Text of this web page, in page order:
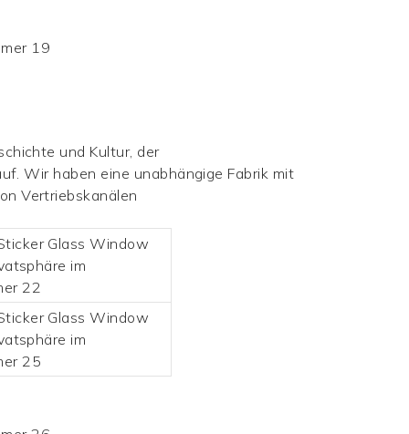
und Kultur, der
Wir haben eine unabhängige Fabrik mit
Vertriebskanälen